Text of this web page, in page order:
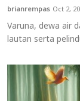
Usadha
Indonesia
brianrempas Oct 2,
Varuna, dewa air
lautan serta